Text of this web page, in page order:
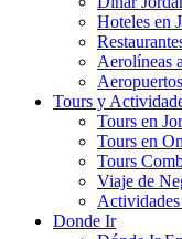
Hoteles en
Aerolíneas
Tours y
Tours en
Tours en
Tours
Viaje de
Donde Ir